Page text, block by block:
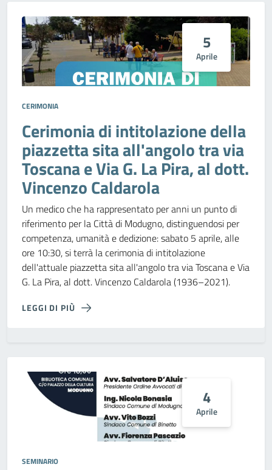
5
Aprile
CERIMONIA
Cerimonia di intitolazione della
piazzetta sita all'angolo tra via
Toscana e Via G. La Pira, al dott.
Vincenzo Caldarola
Un medico che ha rappresentato per anni un punto di
riferimento per la Città di Modugno, distinguendosi per
competenza, umanità e dedizione: sabato 5 aprile, alle
ore 10:30, si terrà la cerimonia di intitolazione
dell'attuale piazzetta sita all'angolo tra via Toscana e Via
G. La Pira, al dott. Vincenzo Caldarola (1936–2021).
LEGGI DI PIÙ
4
Aprile
SEMINARIO